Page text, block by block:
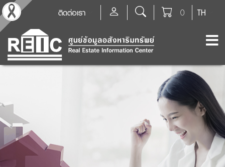
TH
0
ติดต่อเรา